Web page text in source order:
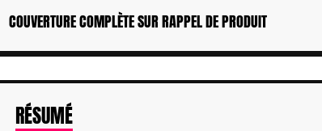
COUVERTURE COMPLÈTE SUR RAPPEL DE PRODUIT
RÉSUMÉDE L'ARTICLE